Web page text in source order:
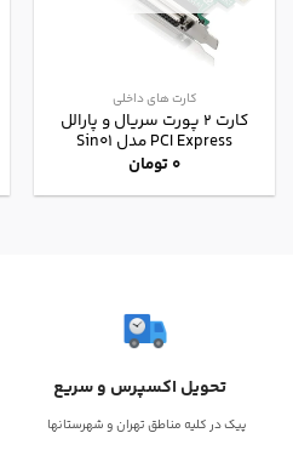
کارت های داخلی
کارت 2 پورت سریال و پارالل
PCI Express مدل Sin01
0تومان
تحویل اکسپرس و سریع
پیک در کلیه مناطق تهران و شهرستانها